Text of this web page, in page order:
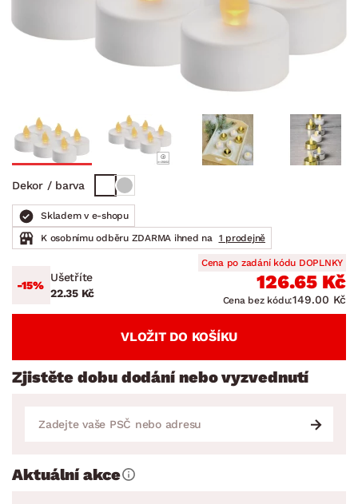
Dekor / barva
Skladem v e-shopu
K osobnímu odběru ZDARMA ihned na
1 prodejně
-15%
Ušetříte
22.35 Kč
Cena po zadání kódu DOPLNKY
126.65 Kč
Cena bez kódu:149.00 Kč
VLOŽIT DO KOŠÍKU
Zjistěte dobu dodání nebo vyzvednutí
Aktuální akce